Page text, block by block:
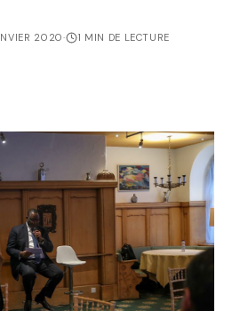
2020· 1 MIN DE LECTURE